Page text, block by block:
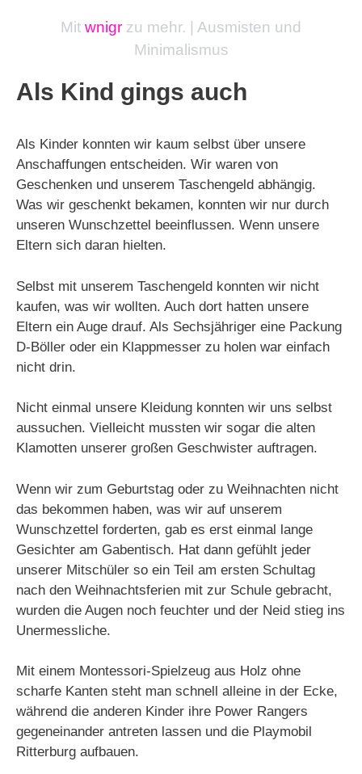
Mit wnigr zu mehr. | Ausmisten und
Minimalismus
Als Kind gings auch
Als Kinder konnten wir kaum selbst über unsere
Anschaffungen entscheiden. Wir waren von
Geschenken und unserem Taschengeld abhängig.
Was wir geschenkt bekamen, konnten wir nur durch
unseren Wunschzettel beeinflussen. Wenn unsere
Eltern sich daran hielten.
Selbst mit unserem Taschengeld konnten wir nicht
kaufen, was wir wollten. Auch dort hatten unsere
Eltern ein Auge drauf. Als Sechsjähriger eine Packung
D-Böller oder ein Klappmesser zu holen war einfach
nicht drin.
Nicht einmal unsere Kleidung konnten wir uns selbst
aussuchen. Vielleicht mussten wir sogar die alten
Klamotten unserer großen Geschwister auftragen.
Wenn wir zum Geburtstag oder zu Weihnachten nicht
das bekommen haben, was wir auf unserem
Wunschzettel forderten, gab es erst einmal lange
Gesichter am Gabentisch. Hat dann gefühlt jeder
unserer Mitschüler so ein Teil am ersten Schultag
nach den Weihnachtsferien mit zur Schule gebracht,
wurden die Augen noch feuchter und der Neid stieg ins
Unermessliche.
Mit einem Montessori-Spielzeug aus Holz ohne
scharfe Kanten steht man schnell alleine in der Ecke,
während die anderen Kinder ihre Power Rangers
gegeneinander antreten lassen und die Playmobil
Ritterburg aufbauen.